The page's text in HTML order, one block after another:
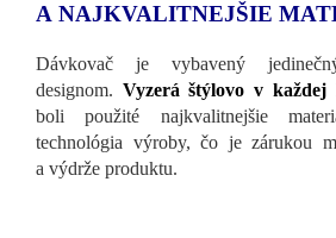
A NAJKVALITNEJŠIE
Dávkovač je vybavený
designom. Vyzerá štýlovo v
boli použité najkvalitnejšie
technológia výroby, čo je zárukou
a výdrže produktu.